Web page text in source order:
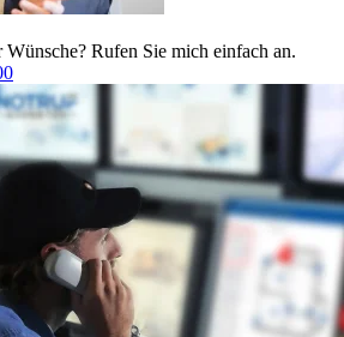
Rufen Sie mich einfach an.